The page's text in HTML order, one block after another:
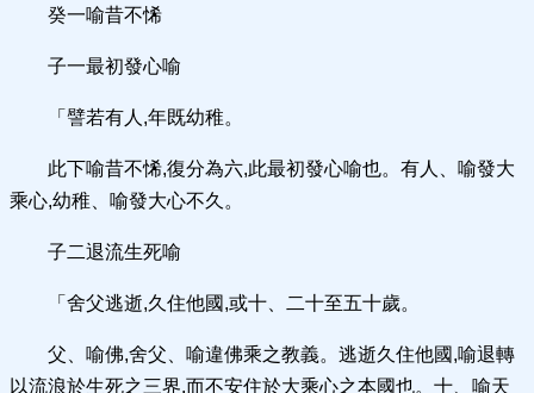
癸一喻昔不悕
子一最初發心喻
「譬若有人,年既幼稚。
此下喻昔不悕,復分為六,此最初發心喻也。有人、喻發大
乘心,幼稚、喻發大心不久。
子二退流生死喻
「舍父逃逝,久住他國,或十、二十至五十歲。
父、喻佛,舍父、喻違佛乘之教義。逃逝久住他國,喻退轉
以流浪於生死之三界,而不安住於大乘心之本國也。十、喻天